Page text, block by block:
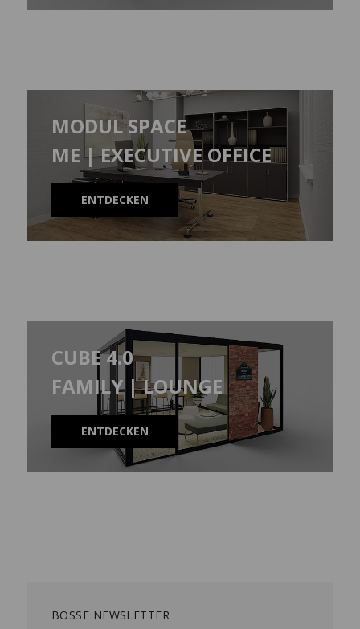
MODUL SPACE
ME | EXECUTIVE OFFICE
ENTDECKEN
CUBE 4.0
FAMILY | LOUNGE
ENTDECKEN
BOSSE NEWSLETTER